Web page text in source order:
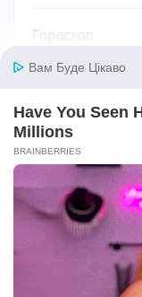
Гороскоп
Дієти та
Діти
Домашнє